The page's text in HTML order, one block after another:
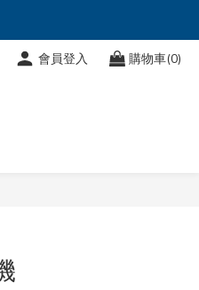
會員登入 購物車(0)